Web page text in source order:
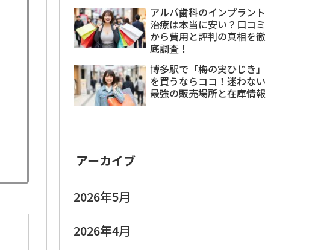
アルバ歯科のインプラント
治療は本当に安い？口コミ
から費用と評判の真相を徹
底調査！
博多駅で「梅の実ひじき」
を買うならココ！迷わない
最強の販売場所と在庫情報
アーカイブ
2026年5月
2026年4月